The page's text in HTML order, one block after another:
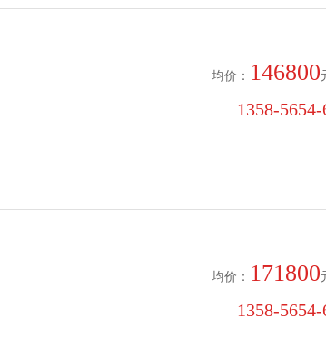
均价： 146800
1358-5654-
均价： 171800
1358-5654-